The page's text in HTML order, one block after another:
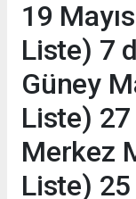
19
Liste) 7
Güney
Liste)
Merkez
Liste)